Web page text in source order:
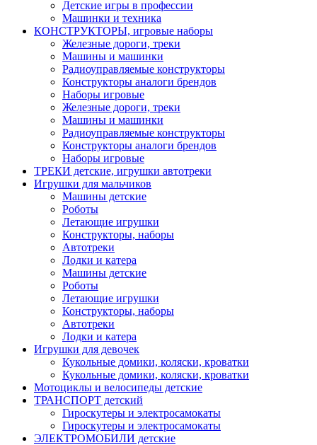
Детские игры в профессии
Машинки и техника
КОНСТРУКТОРЫ, игровые наборы
Железные дороги, треки
Машины и машинки
Радиоуправляемые конструкторы
Конструкторы аналоги брендов
Наборы игровые
Железные дороги, треки
Машины и машинки
Радиоуправляемые конструкторы
Конструкторы аналоги брендов
Наборы игровые
ТРЕКИ детские, игрушки автотреки
Игрушки для мальчиков
Машины детские
Роботы
Летающие игрушки
Конструкторы, наборы
Автотреки
Лодки и катера
Машины детские
Роботы
Летающие игрушки
Конструкторы, наборы
Автотреки
Лодки и катера
Игрушки для девочек
Кукольные домики, коляски, кроватки
Кукольные домики, коляски, кроватки
Мотоциклы и велосипеды детские
ТРАНСПОРТ детский
Гироскутеры и электросамокаты
Гироскутеры и электросамокаты
ЭЛЕКТРОМОБИЛИ детские